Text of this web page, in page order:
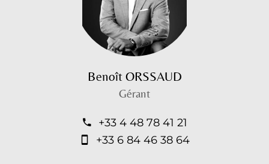
Benoît ORSSAUD
Gérant
+33 4 48 78 41 21
+33 6 84 46 38 64